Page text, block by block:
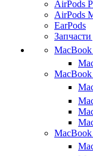
AirPods
AirPods
EarPods
MacBook